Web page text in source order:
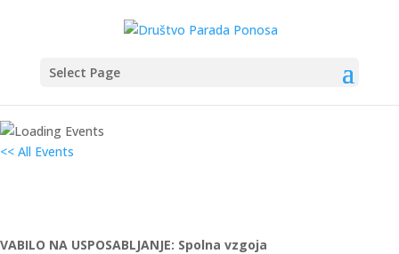
Select Page
<< All Events
VABILO NA USPOSABLJANJE: Spolna vzgoja